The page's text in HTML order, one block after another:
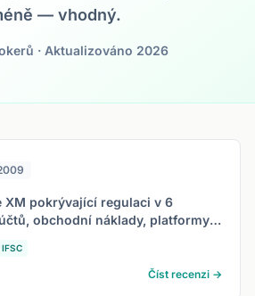
— vhodný.
· Aktualizováno 2026
XM pokrývající regulaci v 6
obchodní náklady, platformy a
IFSC
Číst recenzi →